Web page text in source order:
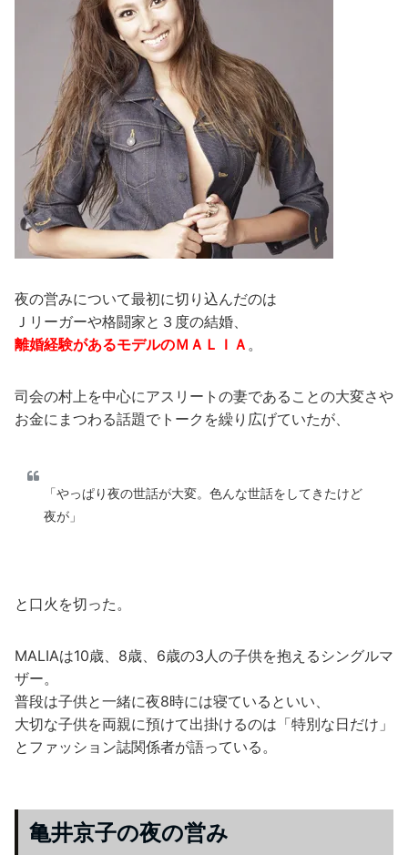
夜の営みについて最初に切り込んだのは
Ｊリーガーや格闘家と３度の結婚、
離婚経験があるモデルのＭＡＬＩＡ 。
司会の村上を中心にアスリートの妻であることの大変さや
お金にまつわる話題でトークを繰り広げていたが、
「やっぱり夜の世話が大変。色んな世話をしてきたけど
夜が」
と口火を切った。
MALIAは10歳、8歳、6歳の3人の子供を抱えるシングルマ
ザー。
普段は子供と一緒に夜8時には寝ているといい、
大切な子供を両親に預けて出掛けるのは「特別な日だけ」
とファッション誌関係者が語っている。
亀井京子の夜の営み